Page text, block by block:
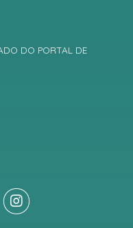
DO PORTAL DE